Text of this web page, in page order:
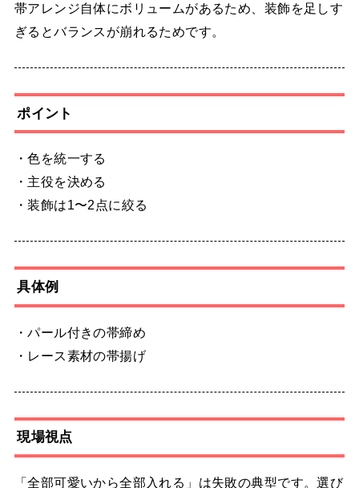
帯アレンジ自体にボリュームがあるため、装飾を足しす
ぎるとバランスが崩れるためです。
ポイント
・色を統一する
・主役を決める
・装飾は1〜2点に絞る
具体例
・パール付きの帯締め
・レース素材の帯揚げ
現場視点
「全部可愛いから全部入れる」は失敗の典型です。選び